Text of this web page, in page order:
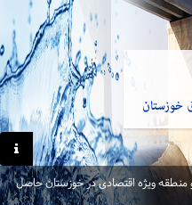
ویژه اقتصادی در خوزستان حاصل